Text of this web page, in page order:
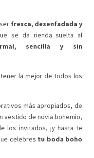
fresca, desenfadada y
se da rienda suelta al
sencilla y sin
la mejor de todos los
más apropiados, de
vestido de novia bohemio,
los invitados, ¡y hasta te
celebres tu boda boho